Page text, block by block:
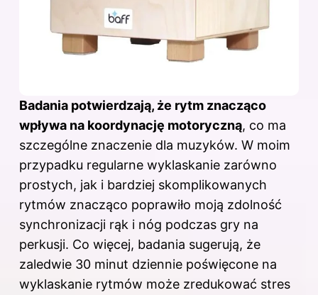
Badania potwierdzają, że rytm znacząco
wpływa na koordynację motoryczną, co ma
szczególne znaczenie dla muzyków. W moim
przypadku regularne wyklaskanie zarówno
prostych, jak i bardziej skomplikowanych
rytmów znacząco poprawiło moją zdolność
synchronizacji rąk i nóg podczas gry na
perkusji. Co więcej, badania sugerują, że
zaledwie 30 minut dziennie poświęcone na
wyklaskanie rytmów może zredukować stres